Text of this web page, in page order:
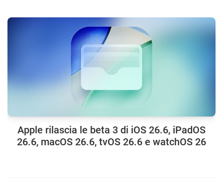
Apple rilascia le beta 3 di iOS 26.6, iPadOS
26.6, macOS 26.6, tvOS 26.6 e watchOS 26